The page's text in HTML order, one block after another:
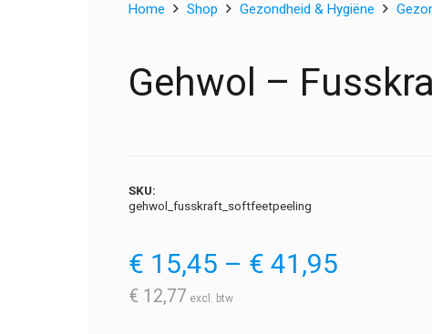
Home Shop Gezondheid & Hygiëne
Gehwol –
SKU:
gehwol_fusskraft_softfeetpeeling
€ 15,45 – € 41,95
€ 12,77